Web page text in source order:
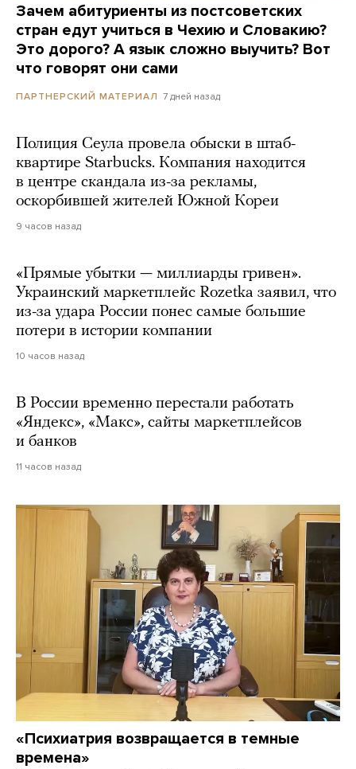
Зачем абитуриенты из постсоветских
стран едут учиться в Чехию и Словакию?
Это дорого? А язык сложно выучить? Вот
что говорят они сами
ПАРТНЕРСКИЙ МАТЕРИАЛ 7 дней назад
Полиция Сеула провела обыски в штаб-
квартире Starbucks. Компания находится
в центре скандала из-за рекламы,
оскорбившей жителей Южной Кореи
9 часов назад
«Прямые убытки — миллиарды гривен».
Украинский маркетплейс Rozetka заявил, что
из-за удара России понес самые большие
потери в истории компании
10 часов назад
В России временно перестали работать
«Яндекс», «Макс», сайты маркетплейсов
и банков
11 часов назад
«Психиатрия возвращается в темные
времена»